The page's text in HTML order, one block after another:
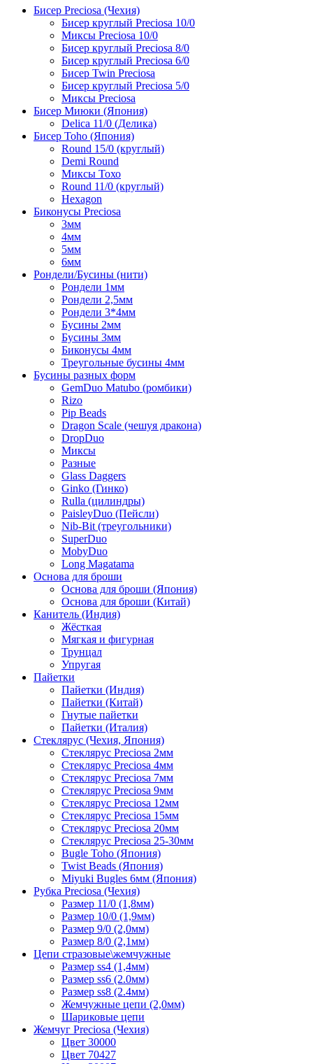
Бисер Preciosa (Чехия)
Бисер круглый Preciosa 10/0
Миксы Preciosa 10/0
Бисер круглый Preciosa 8/0
Бисер круглый Preciosa 6/0
Бисер Twin Preciosa
Бисер круглый Preciosa 5/0
Миксы Preciosa
Бисер Миюки (Япония)
Delica 11/0 (Делика)
Бисер Toho (Япония)
Round 15/0 (круглый)
Demi Round
Миксы Тохо
Round 11/0 (круглый)
Hexagon
Биконусы Preciosa
3мм
4мм
5мм
6мм
Рондели/Бусины (нити)
Рондели 1мм
Рондели 2,5мм
Рондели 3*4мм
Бусины 2мм
Бусины 3мм
Биконусы 4мм
Треугольные бусины 4мм
Бусины разных форм
GemDuo Matubo (ромбики)
Rizo
Pip Beads
Dragon Scale (чешуя дракона)
DropDuo
Миксы
Разные
Glass Daggers
Ginko (Гинко)
Rulla (цилиндры)
PaisleyDuo (Пейсли)
Nib-Bit (треугольники)
SuperDuo
MobyDuo
Long Magatama
Основа для броши
Основа для броши (Япония)
Основа для броши (Китай)
Канитель (Индия)
Жёсткая
Мягкая и фигурная
Трунцал
Упругая
Пайетки
Пайетки (Индия)
Пайетки (Китай)
Гнутые пайетки
Пайетки (Италия)
Стеклярус (Чехия, Япония)
Стеклярус Preciosa 2мм
Стеклярус Preciosa 4мм
Стеклярус Preciosa 7мм
Стеклярус Preciosa 9мм
Стеклярус Preciosa 12мм
Стеклярус Preciosa 15мм
Стеклярус Preciosa 20мм
Стеклярус Preciosa 25-30мм
Bugle Toho (Япония)
Twist Beads (Япония)
Miyuki Bugles 6мм (Япония)
Рубка Preciosa (Чехия)
Размер 11/0 (1,8мм)
Размер 10/0 (1,9мм)
Размер 9/0 (2,0мм)
Размер 8/0 (2,1мм)
Цепи стразовые\жемчужные
Размер ss4 (1,4мм)
Размер ss6 (2.0мм)
Размер ss8 (2.4мм)
Жемчужные цепи (2,0мм)
Шариковые цепи
Жемчуг Preciosa (Чехия)
Цвет 30000
Цвет 70427